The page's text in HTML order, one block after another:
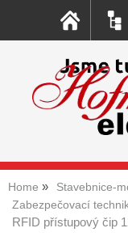
Home Stavebnice-
Zabezpečovací
RFID přístupový čip